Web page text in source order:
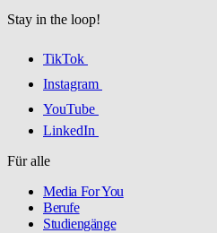
Stay in the loop!
TikTok
Instagram
YouTube
LinkedIn
Für alle
Media For You
Berufe
Studiengänge